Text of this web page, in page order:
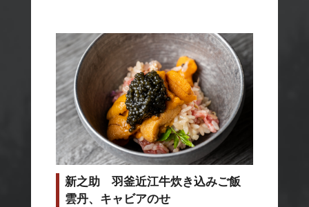
新之助 羽釜近江牛炊き込みご飯
雲丹、キャビアのせ